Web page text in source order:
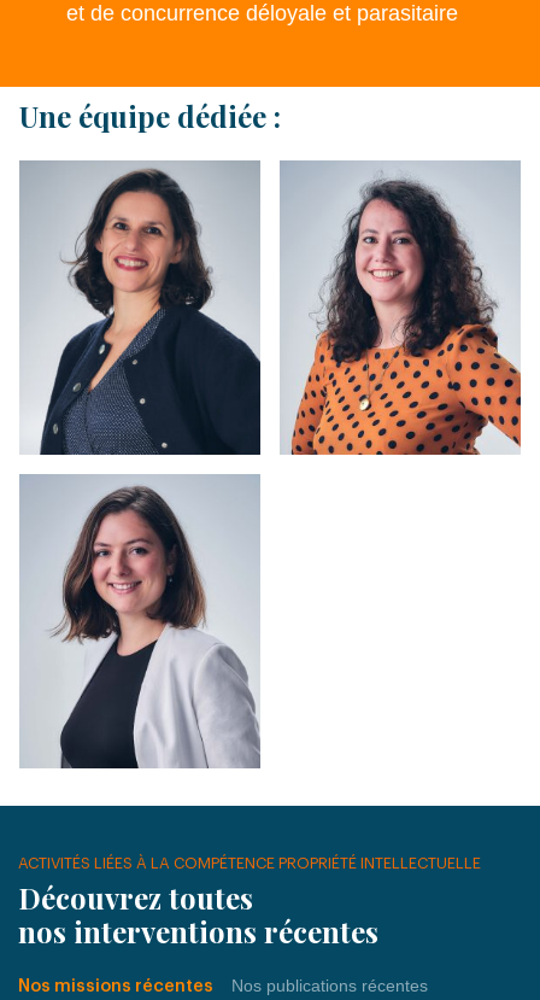
et de concurrence déloyale et parasitaire
Une équipe dédiée :
ACTIVITÉS LIÉES À LA COMPÉTENCE PROPRIÉTÉ INTELLECTUELLE
Découvrez toutes
nos interventions récentes
Nos missions récentes Nos publications récentes